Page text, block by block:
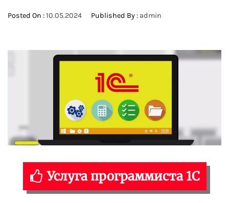
Posted On :10.05.2024 Published By : admin
Услуга программиста 1С